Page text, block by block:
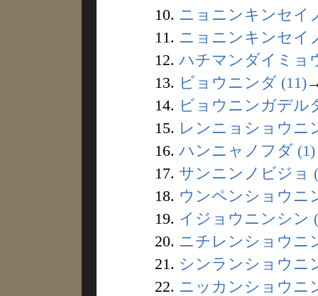
10. ニョニンキンセイ
11. ニョニンキンセイ
12. ハチマンダイミョ
13. ビョウニンダ (11)
14. ビョウニンガデル
15. レンニョショウニ
16. ハンニャノフダ (1)
17. サンニンノビジョ
18. ウンペンショウニ
19. イジョウニンシン
20. ニチレンショウニ
21. シンランショウニ
22. ニッカンショウニ